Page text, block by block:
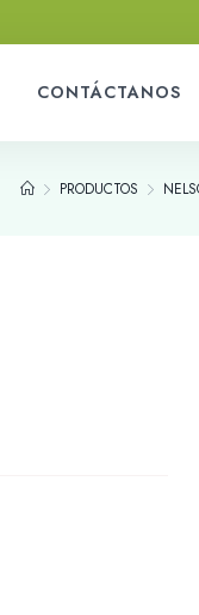
CONTÁCTANOS
PRODUCTOS